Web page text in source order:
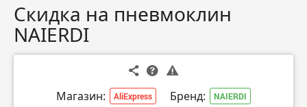
Скидка на пневмоклин
NAIERDI
Магазин: AliExpress Бренд: NAIERDI